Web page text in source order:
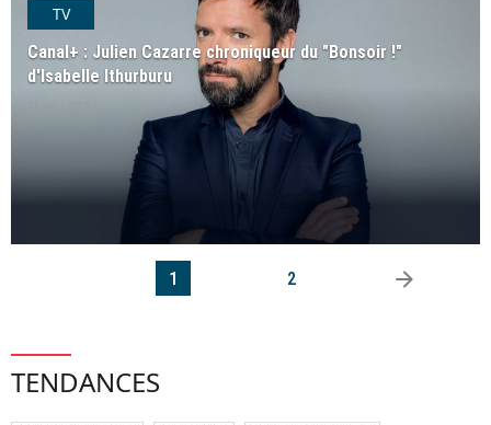
TV
Canal+ : Julien Cazarre chroniqueur du "Bonsoir !"
d'Isabelle Ithurburu
1 2 arrow_right
TENDANCES